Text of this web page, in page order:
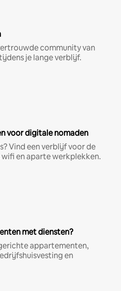
community van
je lange verblijf.
voor digitale nomaden
Vind een verblijf voor de
en aparte werkplekken.
met diensten?
appartementen,
en